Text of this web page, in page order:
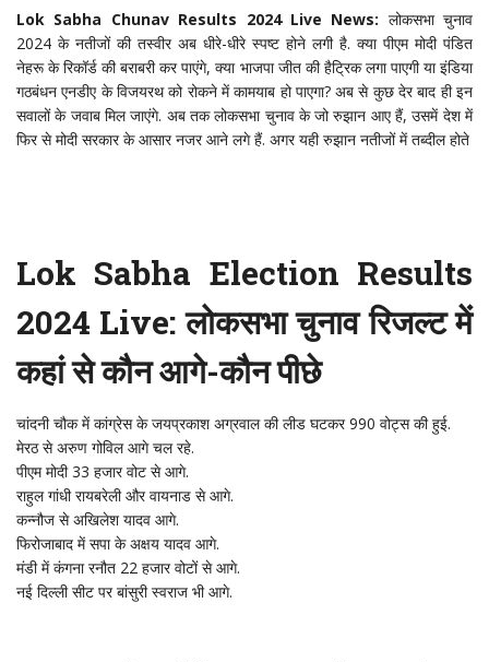
Lok Sabha Chunav Results 2024 Live News: लोकसभा चुनाव
2024 के नतीजों की तस्वीर अब धीरे-धीरे स्पष्ट होने लगी है. क्या पीएम मोदी पंडित
नेहरू के रिकॉर्ड की बराबरी कर पाएंगे, क्या भाजपा जीत की हैट्रिक लगा पाएगी या इंडिया
गठबंधन एनडीए के विजयरथ को रोकने में कामयाब हो पाएगा? अब से कुछ देर बाद ही इन
सवालों के जवाब मिल जाएंगे. अब तक लोकसभा चुनाव के जो रुझान आए हैं, उसमें देश में
फिर से मोदी सरकार के आसार नजर आने लगे हैं. अगर यही रुझान नतीजों में तब्दील होते
Lok Sabha Election Results
2024 Live: लोकसभा चुनाव रिजल्ट में
कहां से कौन आगे-कौन पीछे
चांदनी चौक में कांग्रेस के जयप्रकाश अग्रवाल की लीड घटकर 990 वोट्स की हुई.
मेरठ से अरुण गोविल आगे चल रहे.
पीएम मोदी 33 हजार वोट से आगे.
राहुल गांधी रायबरेली और वायनाड से आगे.
कन्नौज से अखिलेश यादव आगे.
फिरोजाबाद में सपा के अक्षय यादव आगे.
मंडी में कंगना रनौत 22 हजार वोटों से आगे.
नई दिल्ली सीट पर बांसुरी स्वराज भी आगे.